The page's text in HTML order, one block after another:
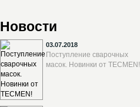
Новости
03.07.2018
Поступление сварочных
масок. Новинки от TECMEN!